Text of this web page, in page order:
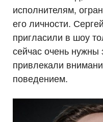
исполнителям,
его личности.
пригласили в шоу
сейчас очень
привлекали
поведением.